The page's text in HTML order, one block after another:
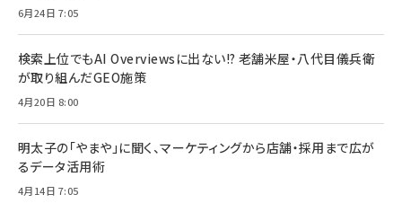
6月24日 7:05
検索上位でもAI Overviewsに出ない!? 老舗米屋・八代目儀兵衛
が取り組んだGEO施策
4月20日 8:00
明太子の「やまや」に聞く、マーケティングから店舗・採用まで広が
るデータ活用術
4月14日 7:05